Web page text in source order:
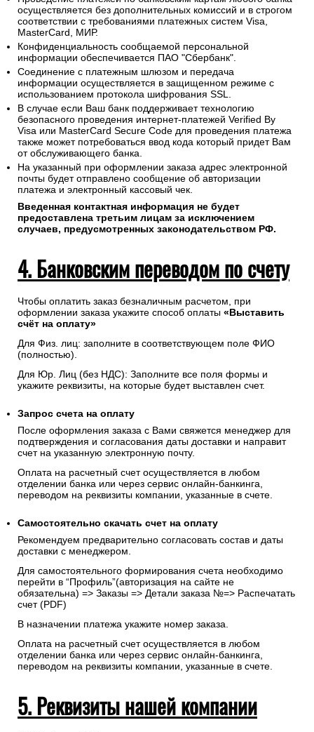
осуществляется без дополнительных комиссий и в строгом
соответствии с требованиями платежных систем Visa,
MasterCard, МИР.
Конфиденциальность сообщаемой персональной
информации обеспечивается ПАО "Сбербанк".
Соединение с платежным шлюзом и передача
информации осуществляется в защищенном режиме с
использованием протокола шифрования SSL.
В случае если Ваш банк поддерживает технологию
безопасного проведения интернет-платежей Verified By
Visa или MasterCard Secure Code для проведения платежа
также может потребоваться ввод кода который придет Вам
от обслуживающего банка.
На указанный при оформлении заказа адрес электронной
почты будет отправлено сообщение об авторизации
платежа и электронный кассовый чек.
Введенная контактная информация не будет
предоставлена третьим лицам за исключением
случаев, предусмотренных законодательством РФ.
4. Банковским переводом по счету
Чтобы оплатить заказ безналичным расчетом, при
оформлении заказа укажите способ оплаты «Выставить
счёт на оплату»
Для Физ. лиц: заполните в соответствующем поле ФИО
(полностью).
Для Юр. Лиц (без НДС): Заполните все поля формы и
укажите реквизиты, на которые будет выставлен счет.
Запрос счета на оплату
После оформления заказа с Вами свяжется менеджер для
подтверждения и согласования даты доставки и направит
счет на указанную электронную почту.
Оплата на расчетный счет осуществляется в любом
отделении банка или через сервис онлайн-банкинга,
переводом на реквизиты компании, указанные в счете.
Самостоятельно скачать счет на оплату
Рекомендуем предварительно согласовать состав и даты
доставки с менеджером.
Для самостоятельного формирования счета необходимо
перейти в “Профиль”(авторизация на сайте не
обязательна) => Заказы => Детали заказа №=> Распечатать
счет (PDF)
В назначении платежа укажите номер заказа.
Оплата на расчетный счет осуществляется в любом
отделении банка или через сервис онлайн-банкинга,
переводом на реквизиты компании, указанные в счете.
5. Реквизиты нашей компании